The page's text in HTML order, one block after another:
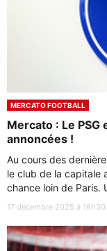
MERCATO FOOTBALL
Mercato : Le PSG
annoncées !
Au cours des
le club de la capitale
chance loin de Paris.
17 décembre 2025 à 16h30